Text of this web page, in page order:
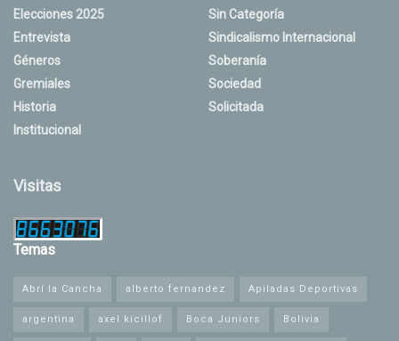
Elecciones 2025
Entrevista
Géneros
Gremiales
Historia
Institucional
Sin Categoría
Sindicalismo Internacional
Soberanía
Sociedad
Solicitada
Visitas
Temas
Abrí la Cancha alberto fernandez Apiladas Deportivas
argentina axel kicillof Boca Juniors Bolivia